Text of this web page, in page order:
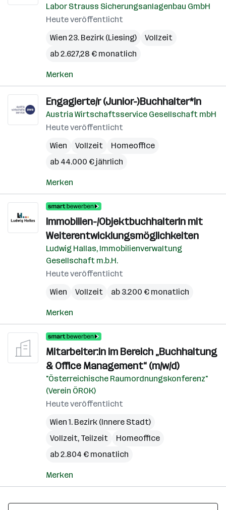
Labor Strauss Sicherungsanlagenbau GmbH
Heute veröffentlicht
Wien 23. Bezirk (Liesing)
Vollzeit
ab 2.627,28 € monatlich
Merken
Engagierte/r (Junior-)Buchhalter*in
Austria Wirtschaftsservice Gesellschaft mbH
Heute veröffentlicht
Wien
Vollzeit
Homeoffice
ab 44.000 € jährlich
Merken
Immobilien-/ObjektbuchhalterIn mit
Weiterentwicklungsmöglichkeiten
Ludwig Hallas, Immobilienverwaltung
Gesellschaft m.b.H.
Heute veröffentlicht
Wien
Vollzeit ab 3.200 € monatlich
Merken
Mitarbeiter:in im Bereich „Buchhaltung
& Office Management“ (m/w/d)
"Österreichische Raumordnungskonferenz"
(Verein ÖROK)
Heute veröffentlicht
Wien 1. Bezirk (Innere Stadt)
Vollzeit, Teilzeit
Homeoffice
ab 2.804 € monatlich
Merken